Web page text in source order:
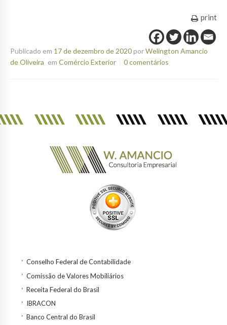
print
Publicado em 17 de dezembro de 2020porWelington Amancio
de Oliveira em Comércio Exterior 0 comentários
Conselho Federal de Contabilidade
Comissão de Valores Mobiliários
Receita Federal do Brasil
IBRACON
Banco Central do Brasil